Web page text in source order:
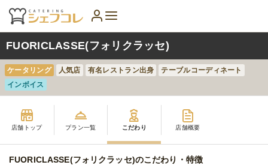
FUORICLASSE(フォリクラッセ)
ケータリング 人気店 有名レストラン出身
テーブルコーディネート
インボイス
店舗トップ プラン一覧 こだわり 店舗概要
FUORICLASSE(フォリクラッセ)のこだわり・特徴